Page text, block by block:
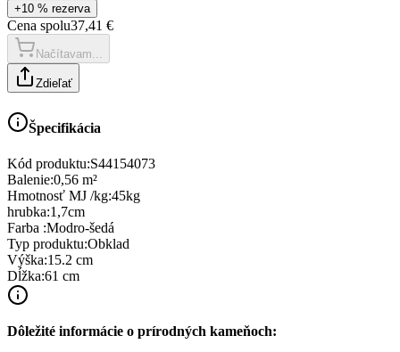
+10 % rezerva
Cena spolu37,41 €
Načítavam...
Zdieľať
Špecifikácia
Kód produktu:S44154073
Balenie:0,56 m²
Hmotnosť MJ /kg:45kg
hrubka:1,7cm
Farba :Modro-šedá
Typ produktu:Obklad
Výška:15.2 cm
Dĺžka:61 cm
Dôležité informácie o prírodných kameňoch: